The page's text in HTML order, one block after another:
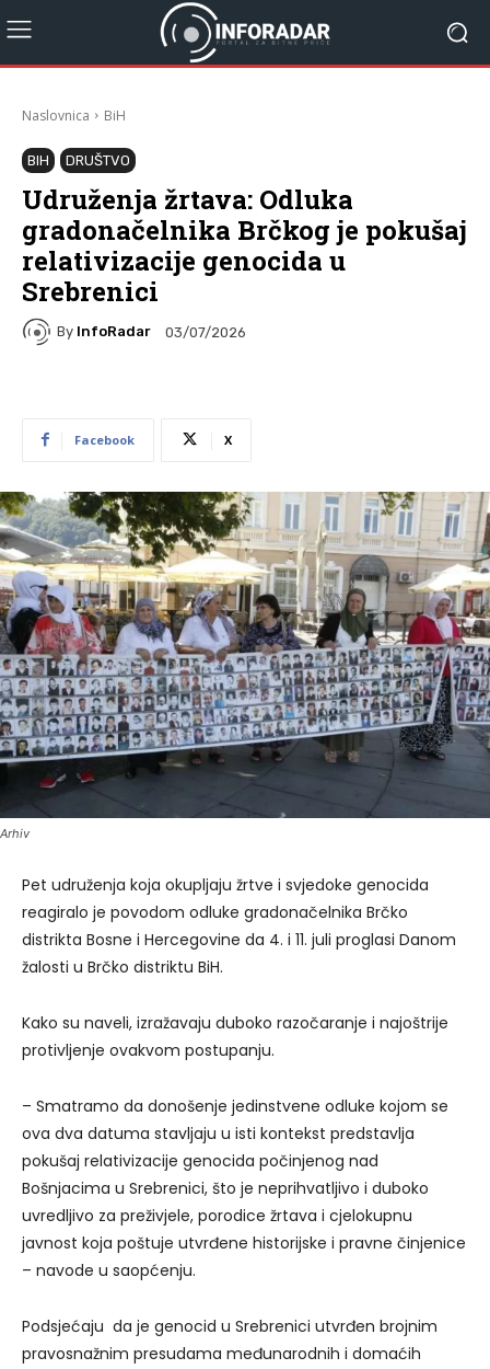
Naslovnica BiH
BIH DRUŠTVO
Udruženja žrtava: Odluka
gradonačelnika Brčkog je pokušaj
relativizacije genocida u
Srebrenici
By InfoRadar 03/07/2026
Facebook X
Arhiv
Pet udruženja koja okupljaju žrtve i svjedoke genocida
reagiralo je povodom odluke gradonačelnika Brčko
distrikta Bosne i Hercegovine da 4. i 11. juli proglasi Danom
žalosti u Brčko distriktu BiH.
Kako su naveli, izražavaju duboko razočaranje i najoštrije
protivljenje ovakvom postupanju.
– Smatramo da donošenje jedinstvene odluke kojom se
ova dva datuma stavljaju u isti kontekst predstavlja
pokušaj relativizacije genocida počinjenog nad
Bošnjacima u Srebrenici, što je neprihvatljivo i duboko
uvredljivo za preživjele, porodice žrtava i cjelokupnu
javnost koja poštuje utvrđene historijske i pravne činjenice
– navode u saopćenju.
Podsjećaju da je genocid u Srebrenici utvrđen brojnim
pravosnažnim presudama međunarodnih i domaćih